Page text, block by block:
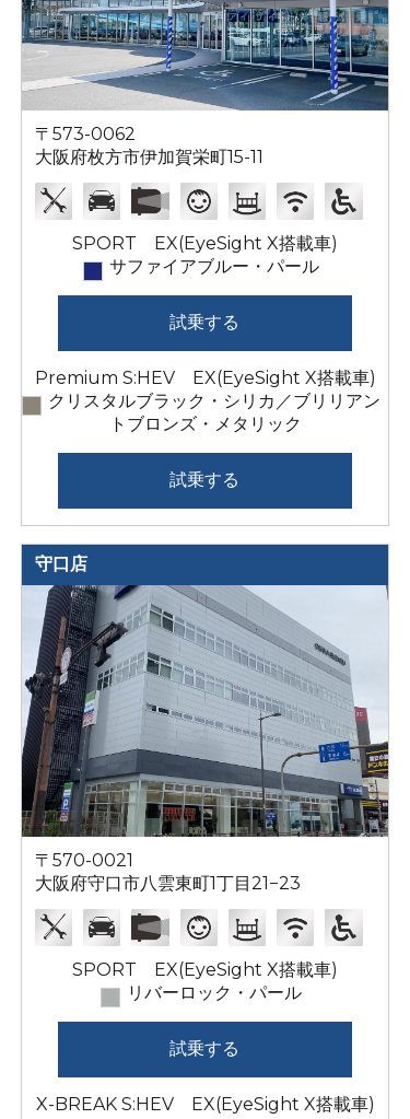
〒573-0062
大阪府枚方市伊加賀栄町15-11
SPORT EX(EyeSight X搭載車)
サファイアブルー・パール
試乗する
Premium S:HEV EX(EyeSight X搭載車)
クリスタルブラック・シリカ／ブリリアン
トブロンズ・メタリック
試乗する
守口店
〒570-0021
大阪府守口市八雲東町1丁目21−23
SPORT EX(EyeSight X搭載車)
リバーロック・パール
試乗する
X-BREAK S:HEV EX(EyeSight X搭載車)